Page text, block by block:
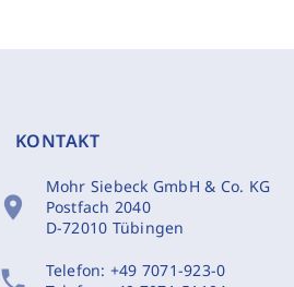
KONTAKT
location_on
Mohr Siebeck GmbH & Co. KG
Postfach 2040
D-72010 Tübingen
phone Telefon: +49 7071-923-0